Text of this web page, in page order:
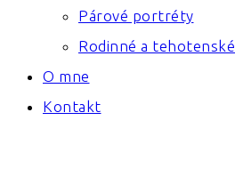
Párové portréty
Rodinné a tehotenské
O mne
Kontakt